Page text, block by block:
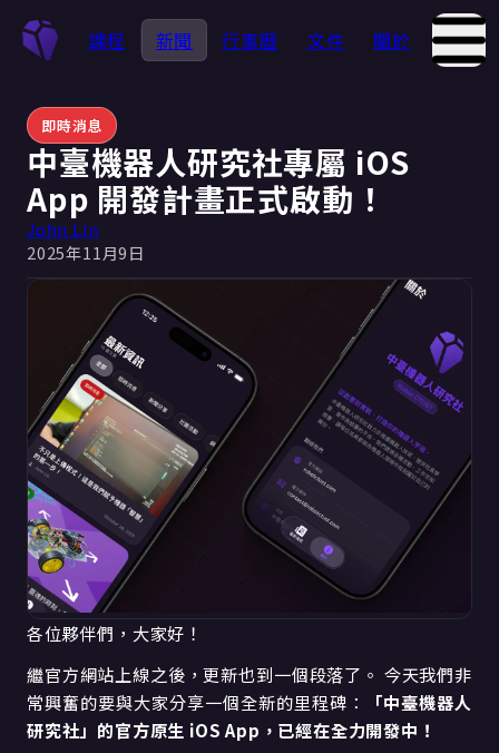
課程 新聞 行事曆 文件 關於
即時消息
中臺機器人研究社專屬 iOS
App 開發計畫正式啟動！
John Lin
2025年11月9日
各位夥伴們，大家好！
繼官方網站上線之後，更新也到一個段落了。 今天我們非
常興奮的要與大家分享一個全新的里程碑：
「中臺機器人
研究社」的官方原生 iOS App，已經在全力開發中！